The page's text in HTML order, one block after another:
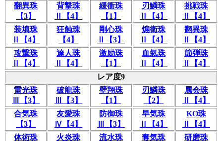
翻異珠
【3】
背撃珠
Ⅱ【4】
緩衝珠
【1】
刃鱗珠
Ⅱ【4】
挑戦珠
Ⅱ【4】
装填珠
Ⅱ【4】
狂蝕珠
【4】
剛心珠
Ⅱ【3】
煽衛珠
Ⅱ【4】
翻異珠
Ⅱ【4】
攻撃珠
Ⅱ【4】
達人珠
Ⅱ【4】
激励珠
【1】
血氣珠
Ⅱ【4】
節弾珠
Ⅱ【4】
レア度9
雷光珠
Ⅲ【3】
破龍珠
Ⅲ【3】
壁翔珠
【1】
刃鱗珠
【2】
属会珠
Ⅱ【4】
合気珠
【3】
友愛珠
Ⅳ【4】
防御珠
Ⅲ【3】
早気珠
Ⅱ【4】
KO珠
Ⅱ【4】
体術珠
火炎珠
流水珠
奪気珠
研磨珠